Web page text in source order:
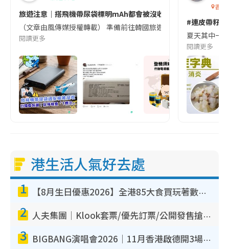
旅遊注意｜搭飛機帶尿袋標明mAh都會被沒收😱出發前切記檢查
（文章由風傳媒授權轉載） 準備前往韓國旅遊的民眾，近期要
閱讀更多
香港
#連皮帶籽
夏天其中一
閱讀更多
港生活人氣好去處
1 【8月生日優惠2026】全港85大食買玩著數攻略 自助餐/火鍋放題同行免費＋誠品/DONKI送現金券
2 人夫集團｜Klook套票/優先訂票/公開發售搶飛攻略！附票價.購票連結.場地座位表
3 BIGBANG演唱會2026｜11月香港啟德開3場！實名制VIP申請、優先購票攻略